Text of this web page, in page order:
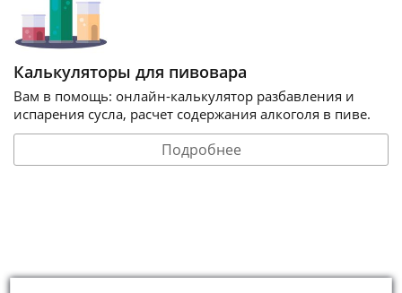
Калькуляторы для пивовара
Вам в помощь: онлайн-калькулятор разбавления и
испарения сусла, расчет содержания алкоголя в пиве.
Подробнее